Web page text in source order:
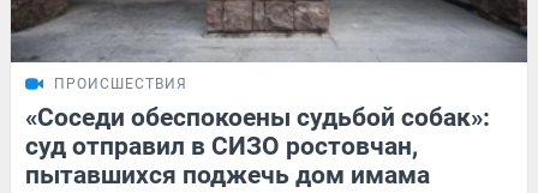
ПРОИСШЕСТВИЯ
«Соседи обеспокоены судьбой собак»:
суд отправил в СИЗО ростовчан,
пытавшихся поджечь дом имама